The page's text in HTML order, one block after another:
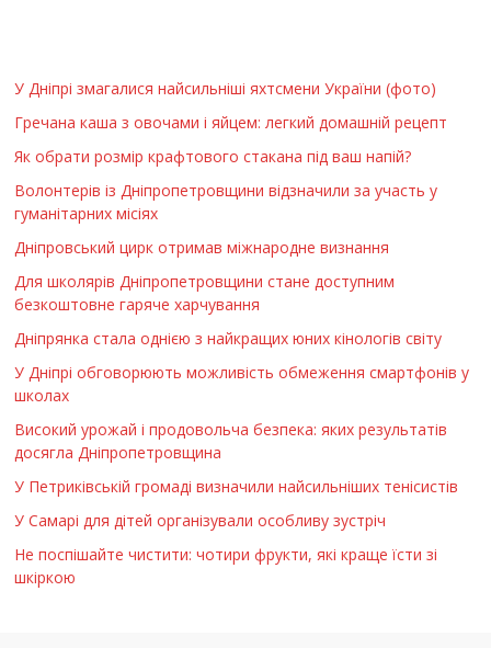
У Дніпрі змагалися найсильніші яхтсмени України (фото)
Гречана каша з овочами і яйцем: легкий домашній рецепт
Як обрати розмір крафтового стакана під ваш напій?
Волонтерів із Дніпропетровщини відзначили за участь у
гуманітарних місіях
Дніпровський цирк отримав міжнародне визнання
Для школярів Дніпропетровщини стане доступним
безкоштовне гаряче харчування
Дніпрянка стала однією з найкращих юних кінологів світу
У Дніпрі обговорюють можливість обмеження смартфонів у
школах
Високий урожай і продовольча безпека: яких результатів
досягла Дніпропетровщина
У Петриківській громаді визначили найсильніших тенісистів
У Самарі для дітей організували особливу зустріч
Не поспішайте чистити: чотири фрукти, які краще їсти зі
шкіркою